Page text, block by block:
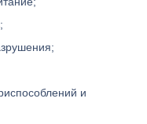
и